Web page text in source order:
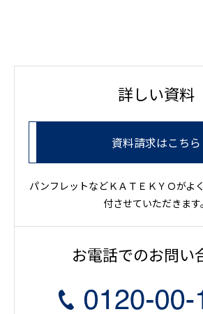
詳しい資料
資料請求はこちら
パンフレットなどＫＡＴＥＫＹＯがよ
付させていただきます。
お電話でのお問い